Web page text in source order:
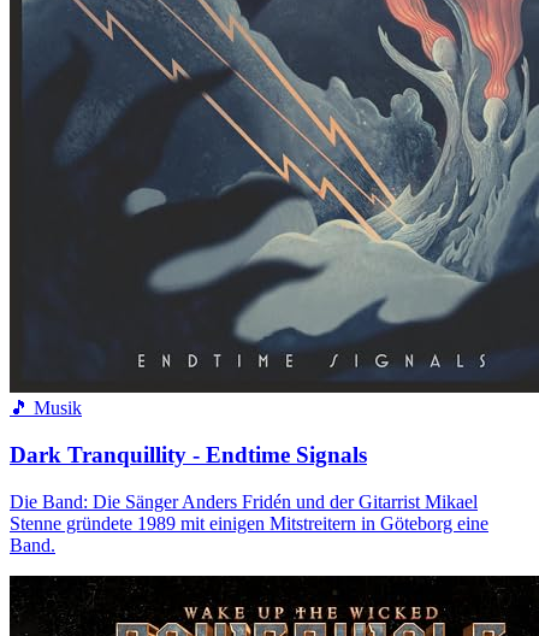
🎵 Musik
Dark Tranquillity - Endtime Signals
Die Band: Die Sänger Anders Fridén und der Gitarrist Mikael
Stenne gründete 1989 mit einigen Mitstreitern in Göteborg eine
Band.